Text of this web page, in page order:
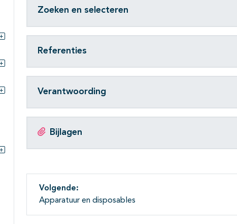
Subpagina's open- en dichtklappen
Subpagina's open- en dichtklappen
Zoeken en selecteren
Referenties
Verantwoording
Bijlagen
Volgende:
Apparatuur en disposables